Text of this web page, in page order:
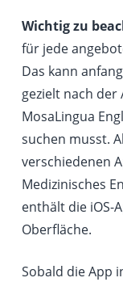
Wichtig zu
für jede
Das kann
gezielt nach der
MosaLingua
suchen musst.
verschiedenen
Medizinisches
enthält die iOS-
Oberfläche.
Sobald die App